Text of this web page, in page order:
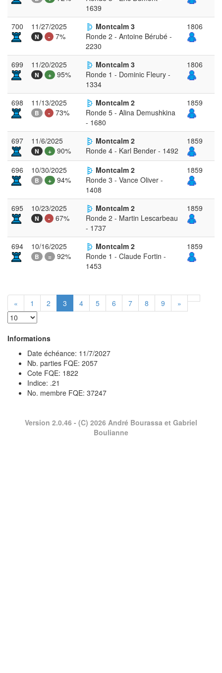
1639
700 11/27/2025
N - 7%
Montcalm 3
Ronde 2 - Antoine Bérubé -
2230
1806
699 11/20/2025
N + 95%
Montcalm 3
Ronde 1 - Dominic Fleury -
1334
1806
698 11/13/2025
B - 73%
Montcalm 2
Ronde 5 - Alina Demushkina
- 1680
1859
697 11/6/2025
N + 90%
Montcalm 2
Ronde 4 - Karl Bender - 1492
1859
696 10/30/2025
B + 94%
Montcalm 2
Ronde 3 - Vance Oliver -
1408
1859
695 10/23/2025
N - 67%
Montcalm 2
Ronde 2 - Martin Lescarbeau
- 1737
1859
694 10/16/2025
B = 92%
Montcalm 2
Ronde 1 - Claude Fortin -
1453
1859
« 1 2 3 4 5 6 7 8 9 »
Informations
Date échéance: 11/7/2027
Nb. parties FQE: 2057
Cote FQE: 1822
Indice: .21
No. membre FQE: 37247
Version 2.0.46 - (C) 2026 André Bourassa et Gabriel
Boulianne